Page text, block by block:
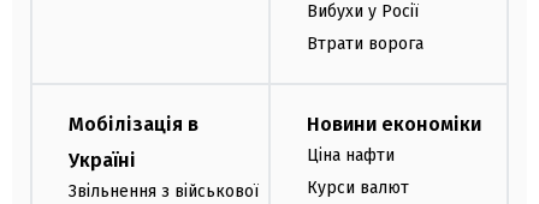
Вибухи у Росії
Втрати ворога
Мобілізація в
Україні
Звільнення з військової
Новини економіки
Ціна нафти
Курси валют